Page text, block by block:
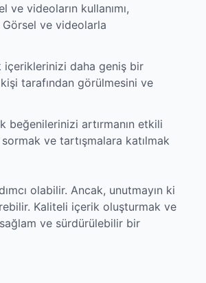
videoların kullanımı,
Görsel ve videolarla
içeriklerinizi daha geniş bir
tarafından görülmesini ve
beğenilerinizi artırmanın etkili
ve tartışmalara katılmak
olabilir. Ancak, unutmayın ki
Kaliteli içerik oluşturmak ve
ve sürdürülebilir bir